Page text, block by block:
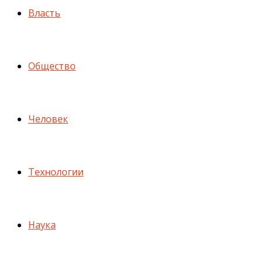
Власть
Общество
Человек
Технологии
Наука